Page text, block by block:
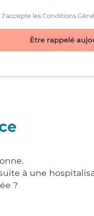
J'accepte lesConditions
Être rappelé
à une
?